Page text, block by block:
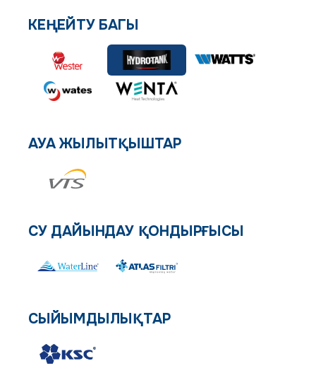
КЕҢЕЙТУ БАГЫ
АУА ЖЫЛЫТҚЫШТАР
СУ ДАЙЫНДАУ ҚОНДЫРҒЫСЫ
СЫЙЫМДЫЛЫҚТАР